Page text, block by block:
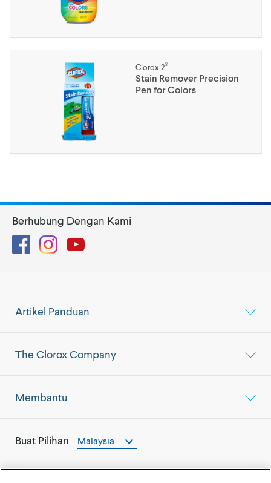
Clorox 2®
Stain Remover Precision
Pen for Colors
Artikel Panduan
The Clorox Company
Membantu
Buat Pilihan Malaysia
Berhubung Dengan Kami
FacebookInstagramYouTube